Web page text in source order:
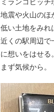
地震や火山のほ
低い土地をみれ
近くの駅周辺で
に想いをはせる
まず気候から。